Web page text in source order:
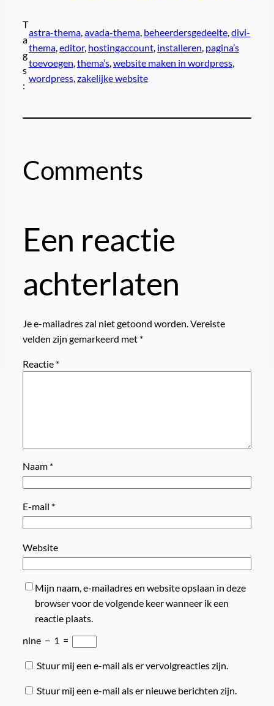
T
a
g
s
:
astra-thema, avada-thema, beheerdersgedeelte, divi-
thema, editor, hostingaccount, installeren pagina’s
toevoegen thema’s, website maken in wordpress
wordpress, zakelijke website
Comments
Een reactie
achterlaten
Je e-mailadres zal niet getoond worden. Vereiste
velden zijn gemarkeerd met *
Reactie *
Naam *
E-mail *
Website
Mijn naam, e-mailadres en website opslaan in deze
browser voor de volgende keer wanneer ik een
reactie plaats.
nine − 1 =
Stuur mij een e-mail als er vervolgreacties zijn.
Stuur mij een e-mail als er nieuwe berichten zijn.